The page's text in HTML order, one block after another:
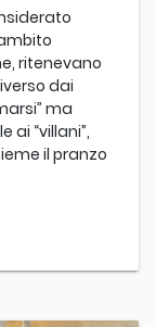
ritenevano
dai
ma
ai “villani”,
il pranzo